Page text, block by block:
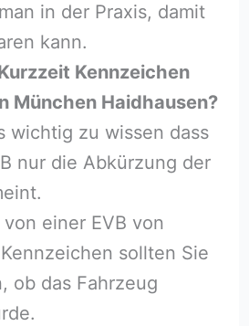
in der Praxis, damit
kann.
Kennzeichen
München Haidhausen?
wichtig zu wissen dass
nur die Abkürzung der
einer EVB von
sollten Sie
ob das Fahrzeug